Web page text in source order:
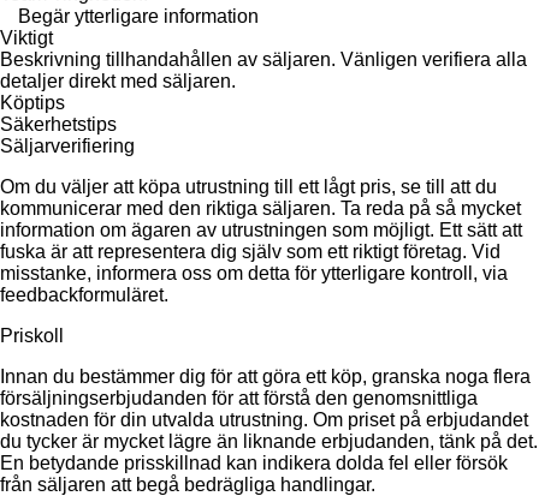
Begär ytterligare information
Viktigt
Beskrivning tillhandahållen av säljaren. Vänligen verifiera alla
detaljer direkt med säljaren.
Köptips
Säkerhetstips
Säljarverifiering
Om du väljer att köpa utrustning till ett lågt pris, se till att du
kommunicerar med den riktiga säljaren. Ta reda på så mycket
information om ägaren av utrustningen som möjligt. Ett sätt att
fuska är att representera dig själv som ett riktigt företag. Vid
misstanke, informera oss om detta för ytterligare kontroll, via
feedbackformuläret.
Priskoll
Innan du bestämmer dig för att göra ett köp, granska noga flera
försäljningserbjudanden för att förstå den genomsnittliga
kostnaden för din utvalda utrustning. Om priset på erbjudandet
du tycker är mycket lägre än liknande erbjudanden, tänk på det.
En betydande prisskillnad kan indikera dolda fel eller försök
från säljaren att begå bedrägliga handlingar.